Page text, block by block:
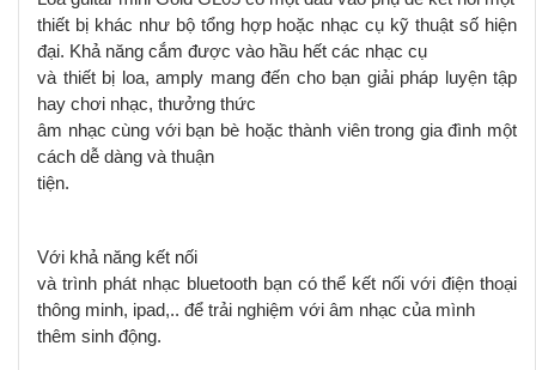
thiết bị khác như bộ tổng hợp hoặc nhạc cụ kỹ thuật số hiện
đại. Khả năng cắm được vào hầu hết các nhạc cụ
và thiết bị loa, amply mang đến cho bạn giải pháp luyện tập
hay chơi nhạc, thưởng thức
âm nhạc cùng với bạn bè hoặc thành viên trong gia đình một
cách dễ dàng và thuận
tiện.
Với khả năng kết nối
và trình phát nhạc bluetooth bạn có thể kết nối với điện thoại
thông minh, ipad,.. để trải nghiệm với âm nhạc của mình
thêm sinh động.